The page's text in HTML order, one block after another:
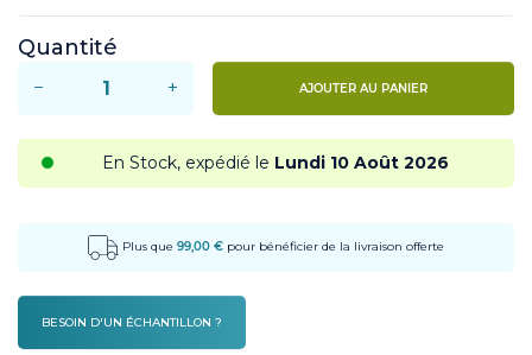
Quantité
− + AJOUTER AU PANIER
En Stock, expédié le Lundi 10 Août 2026
Plus que 99,00 € pour bénéficier de la livraison offerte
BESOIN D'UN ÉCHANTILLON ?